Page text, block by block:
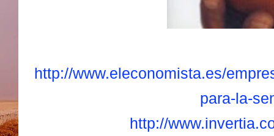
http://www.eleconomista.es/
para-la-
http://